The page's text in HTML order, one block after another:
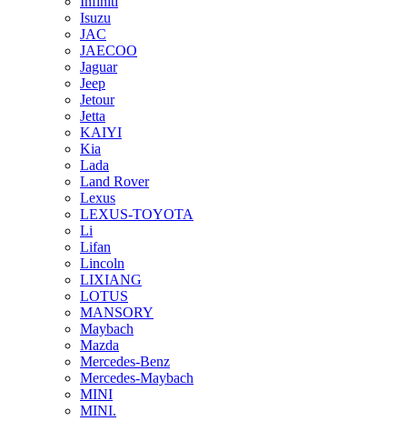
Isuzu
JAC
JAECOO
Jaguar
Jeep
Jetour
Jetta
KAIYI
Kia
Lada
Land Rover
Lexus
LEXUS-TOYOTA
Li
Lifan
Lincoln
LIXIANG
LOTUS
MANSORY
Maybach
Mazda
Mercedes-Benz
Mercedes-Maybach
MINI
MINI.